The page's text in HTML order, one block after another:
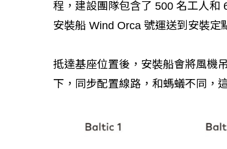
程，建設團隊包含了 500 名工人和
安裝船 Wind Orca 號運送到安裝定
抵達基座位置後，安裝船會將風機
下，同步配置線路，和螞蟻不同，